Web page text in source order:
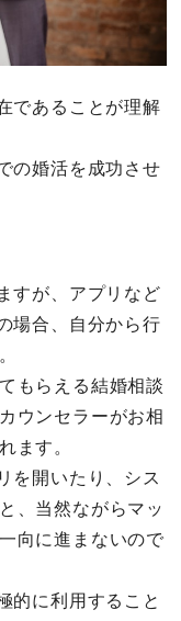
であることが理解
の婚活を成功させ
すが、アプリなど
場合、自分から行
もらえる結婚相談
ウンセラーがお相
ます。
を開いたり、シス
、当然ながらマッ
向に進まないので
的に利用すること